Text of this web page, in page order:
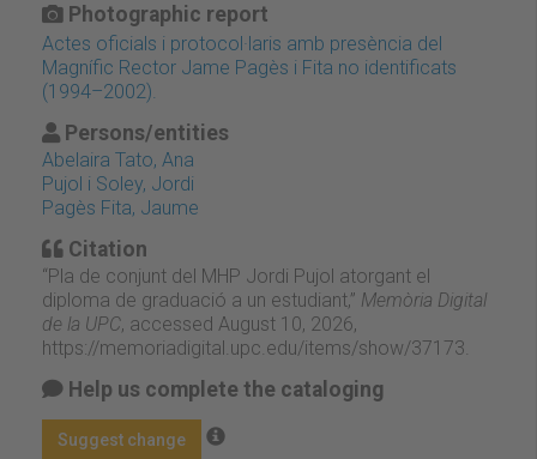
Photographic report
Actes oficials i protocol·laris amb presència del
Magnífic Rector Jame Pagès i Fita no identificats
(1994–2002).
Persons/entities
Abelaira Tato, Ana
Pujol i Soley, Jordi
Pagès Fita, Jaume
Citation
“Pla de conjunt del MHP Jordi Pujol atorgant el
diploma de graduació a un estudiant,” Memòria Digital
de la UPC, accessed August 10, 2026,
https://memoriadigital.upc.edu/items/show/37173
Help us complete the cataloging
Suggest change